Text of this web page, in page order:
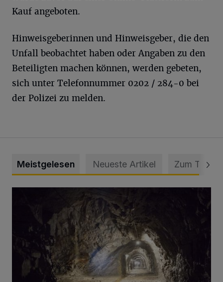
Kauf angeboten.
Hinweisgeberinnen und Hinweisgeber, die den
Unfall beobachtet haben oder Angaben zu den
Beteiligten machen können, werden gebeten,
sich unter Telefonnummer 0202 / 284-0 bei
der Polizei zu melden.
Meistgelesen Neueste Artikel Zum Thema